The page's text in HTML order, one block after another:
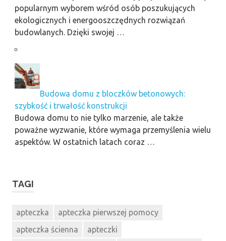
popularnym wyborem wśród osób poszukujących
ekologicznych i energooszczędnych rozwiązań
budowlanych. Dzięki swojej …
Budowa domu z bloczków betonowych:
szybkość i trwałość konstrukcji
Budowa domu to nie tylko marzenie, ale także
poważne wyzwanie, które wymaga przemyślenia wielu
aspektów. W ostatnich latach coraz …
TAGI
apteczka
apteczka pierwszej pomocy
apteczka ścienna
apteczki